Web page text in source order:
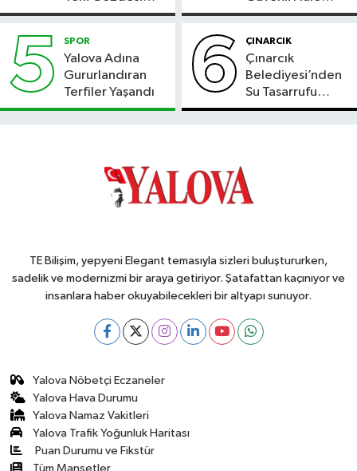
Bolu'daki Meyve
Geliyor
5 SPOR
Yalova Adına
Gururlandıran
Terfiler Yaşandı
6 ÇINARCIK
Çınarcık
Belediyesi’nden
Su Tasarrufu
Çağrısı
TE Bilişim, yepyeni Elegant temasıyla sizleri buluştururken,
sadelik ve modernizmi bir araya getiriyor. Şatafattan kaçınıyor ve
insanlara haber okuyabilecekleri bir altyapı sunuyor.
Yalova Nöbetçi Eczaneler
Yalova Hava Durumu
Yalova Namaz Vakitleri
Yalova Trafik Yoğunluk Haritası
Puan Durumu ve Fikstür
Tüm Manşetler